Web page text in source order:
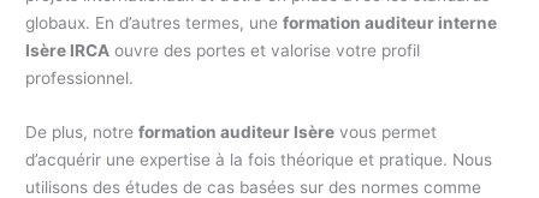
globaux. En d’autres termes, uneformation auditeur interne
Isère IRCA ouvre des portes et valorise votre profil
professionnel.
De plus, notreformation auditeur Isère vous permet
d’acquérir une expertise à la fois théorique et pratique. Nous
utilisons des études de cas basées sur des normes comme